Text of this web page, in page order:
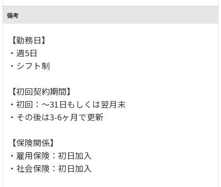
備考
【勤務日】
・週5日
・シフト制
【初回契約期間】
・初回：～31日もしくは翌月末
・その後は3-6ヶ月で更新
【保険関係】
・雇用保険：初日加入
・社会保険：初日加入